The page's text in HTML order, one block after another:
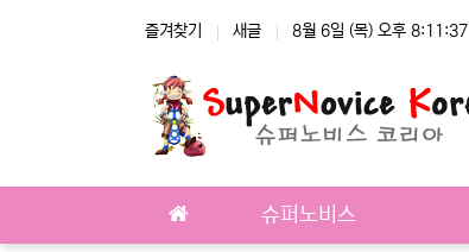
즐겨찾기 새글 8월 6일 (목) 오후 8:11:37
슈퍼노비스